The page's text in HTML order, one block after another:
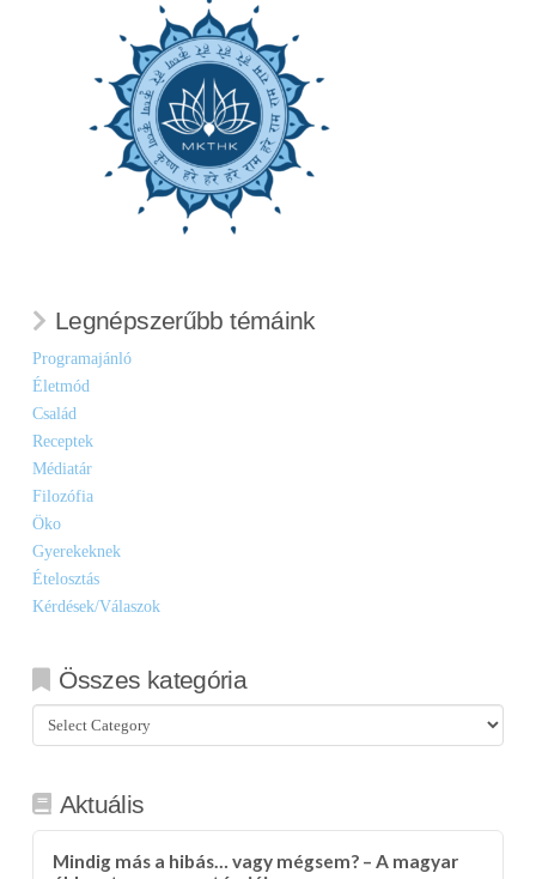
Legnépszerűbb témáink
Programajánló
Életmód
Család
Receptek
Médiatár
Filozófia
Öko
Gyerekeknek
Ételosztás
Kérdések/Válaszok
Összes kategória
Összes
kategória
Aktuális
Mindig más a hibás… vagy mégsem? – A magyar